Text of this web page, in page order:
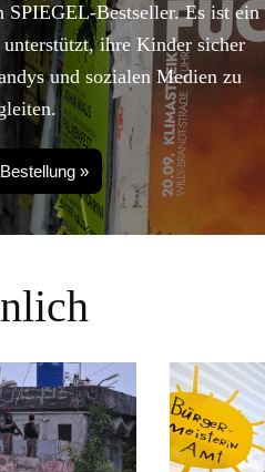
Bestseller. Es ist ein
ihre Kinder sicher
und sozialen Medien zu
»